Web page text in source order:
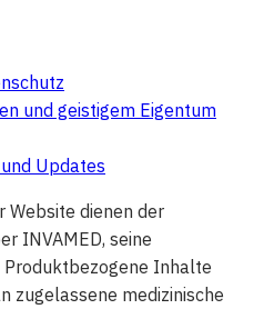
und geistigem Eigentum
Updates
Website dienen der
INVAMED, seine
Produktbezogene Inhalte
zugelassene medizinische